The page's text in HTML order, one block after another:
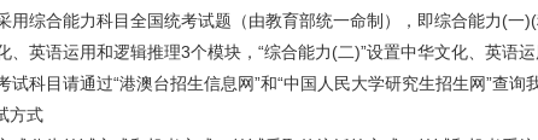
用综合能力科目全国统考试题（由教育部统一命制），即综合能力(
、英语运用和逻辑推理3个模块，“综合能力(二)”设置中华文化、英语运
试科目请通过“港澳台招生信息网”和“中国人民大学研究生招生网”查询
方式